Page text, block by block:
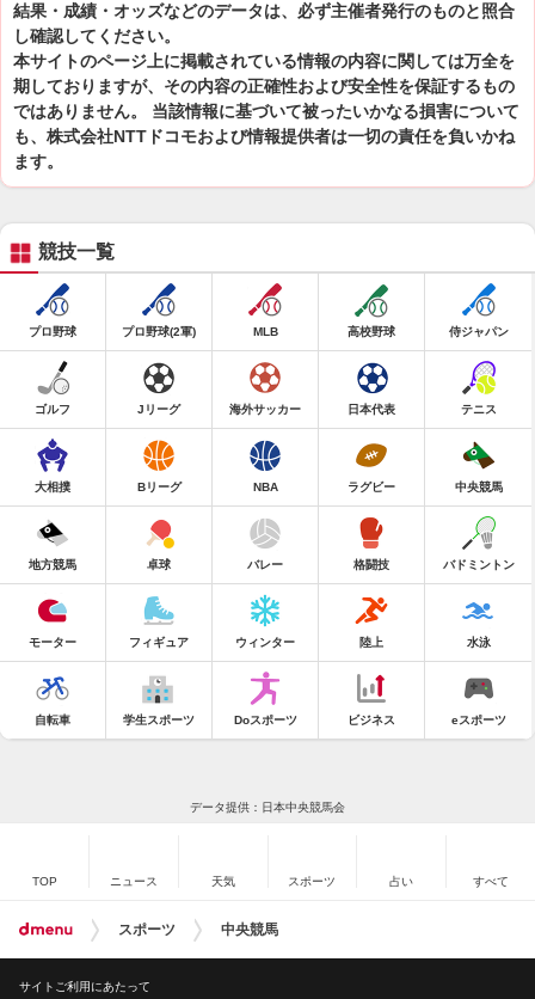
結果・成績・オッズなどのデータは、必ず主催者発行のものと照合
し確認してください。
本サイトのページ上に掲載されている情報の内容に関しては万全を
期しておりますが、その内容の正確性および安全性を保証するもの
ではありません。 当該情報に基づいて被ったいかなる損害について
も、株式会社NTTドコモおよび情報提供者は一切の責任を負いかね
ます。
競技一覧
プロ野球 プロ野球(2軍) MLB 高校野球 侍ジャパン
ゴルフ Jリーグ 海外サッカー 日本代表 テニス
大相撲 Bリーグ NBA ラグビー 中央競馬
地方競馬 卓球 バレー 格闘技 バドミントン
モーター フィギュア ウィンター 陸上 水泳
自転車 学生スポーツ Doスポーツ ビジネス eスポーツ
データ提供：日本中央競馬会
TOP ニュース 天気 スポーツ 占い すべて
スポーツ 中央競馬
サイトご利用にあたって